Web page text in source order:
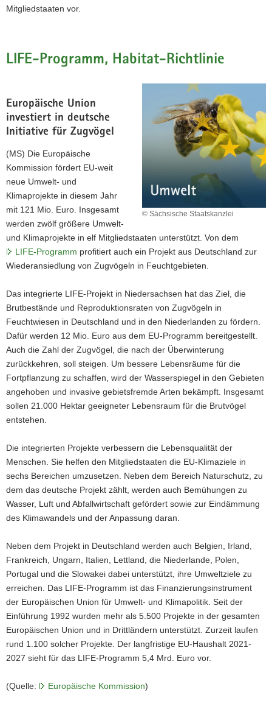
Mitgliedstaaten vor.
LIFE-Programm, Habitat-Richtlinie
© Sächsische Staatskanzlei
Europäische Union
investiert in deutsche
Initiative für Zugvögel
(MS) Die Europäische
Kommission fördert EU-weit
neue Umwelt- und
Klimaprojekte in diesem Jahr
mit 121 Mio. Euro. Insgesamt
werden zwölf größere Umwelt-
und Klimaprojekte in elf Mitgliedstaaten unterstützt. Von dem
LIFE-Programm profitiert auch ein Projekt aus Deutschland zur
Wiederansiedlung von Zugvögeln in Feuchtgebieten.
Das integrierte LIFE-Projekt in Niedersachsen hat das Ziel, die
Brutbestände und Reproduktionsraten von Zugvögeln in
Feuchtwiesen in Deutschland und in den Niederlanden zu fördern.
Dafür werden 12 Mio. Euro aus dem EU-Programm bereitgestellt.
Auch die Zahl der Zugvögel, die nach der Überwinterung
zurückkehren, soll steigen. Um bessere Lebensräume für die
Fortpflanzung zu schaffen, wird der Wasserspiegel in den Gebieten
angehoben und invasive gebietsfremde Arten bekämpft. Insgesamt
sollen 21.000 Hektar geeigneter Lebensraum für die Brutvögel
entstehen.
Die integrierten Projekte verbessern die Lebensqualität der
Menschen. Sie helfen den Mitgliedstaaten die EU-Klimaziele in
sechs Bereichen umzusetzen. Neben dem Bereich Naturschutz, zu
dem das deutsche Projekt zählt, werden auch Bemühungen zu
Wasser, Luft und Abfallwirtschaft gefördert sowie zur Eindämmung
des Klimawandels und der Anpassung daran.
Neben dem Projekt in Deutschland werden auch Belgien, Irland,
Frankreich, Ungarn, Italien, Lettland, die Niederlande, Polen,
Portugal und die Slowakei dabei unterstützt, ihre Umweltziele zu
erreichen. Das LIFE-Programm ist das Finanzierungsinstrument
der Europäischen Union für Umwelt- und Klimapolitik. Seit der
Einführung 1992 wurden mehr als 5.500 Projekte in der gesamten
Europäischen Union und in Drittländern unterstützt. Zurzeit laufen
rund 1.100 solcher Projekte. Der langfristige EU-Haushalt 2021-
2027 sieht für das LIFE-Programm 5,4 Mrd. Euro vor.
(Quelle: Europäische Kommission)